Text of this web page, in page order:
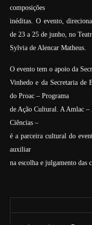
composições
inéditas. O evento,
de 23 a 25 de junho, no
Sylvia de Alencar Matheus.
O evento tem o apoio da
Vinhedo e da Secretaria de
do Proac – Programa
de Ação Cultural. A Amlac –
Ciências –
é a parceira cultural do
auxiliar
na escolha e julgamento das